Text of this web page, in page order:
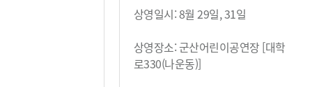
상영일시: 8월 29일, 31일
상영장소: 군산어린이공연장 [대학
로330(나운동)]